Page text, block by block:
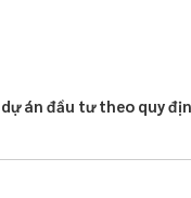
án đầu tư theo quy